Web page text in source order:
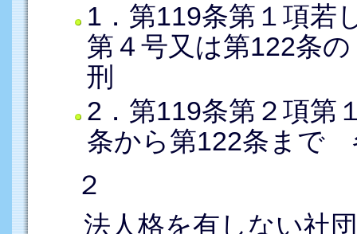
1．第119条第１項若
第４号又は第122条
刑
2．第119条第２項第
条から第122条まで
２
法人格を有しない社